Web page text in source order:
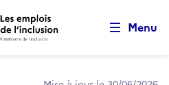
au contenu principal
Menu